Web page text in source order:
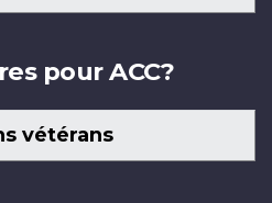
pour ACC?
vétérans